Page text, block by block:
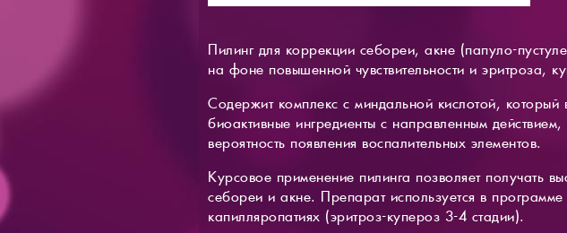
Пилинг для коррекции себореи, акне (папуло-
на фоне повышенной чувствительности и эритроза,
Содержит комплекс с миндальной кислотой,
биоактивные ингредиенты с направленным
вероятность появления воспалительных элементов.
Курсовое применение пилинга позволяет получать
себореи и акне. Препарат используется в
капилляропатиях (эритроз-купероз 3-4 стадии).